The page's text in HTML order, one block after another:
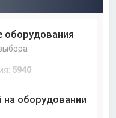
5940
оборудовании